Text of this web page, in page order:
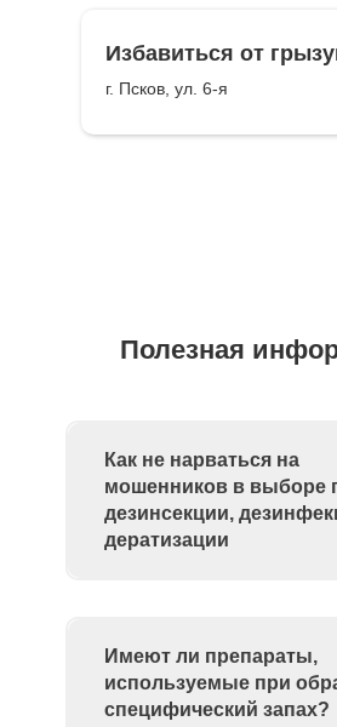
Избавиться от
г. Псков, ул. 6-я
Полезная
Как не нарваться на
мошенников в выборе
дезинсекции,
дератизации
Имеют ли препараты,
используемые при
специфический запах?